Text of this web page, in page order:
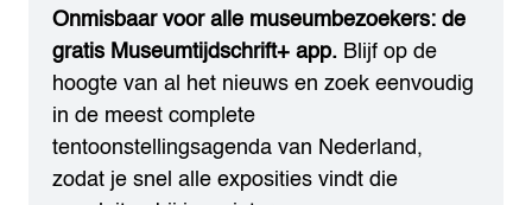
Onmisbaar voor alle museumbezoekers: de
gratis Museumtijdschrift+ app. Blijf op de
hoogte van al het nieuws en zoek eenvoudig
in de meest complete
tentoonstellingsagenda van Nederland,
zodat je snel alle exposities vindt die